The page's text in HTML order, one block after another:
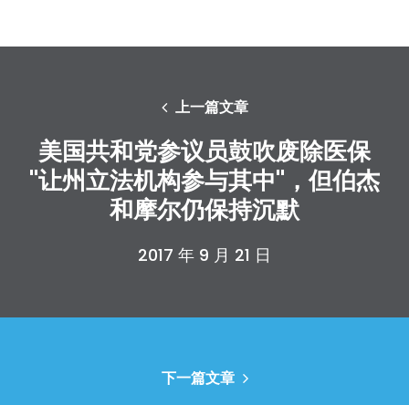
上一篇文章
美国共和党参议员鼓吹废除医保
"让州立法机构参与其中"，但伯杰
和摩尔仍保持沉默
2017 年 9 月 21 日
下一篇文章